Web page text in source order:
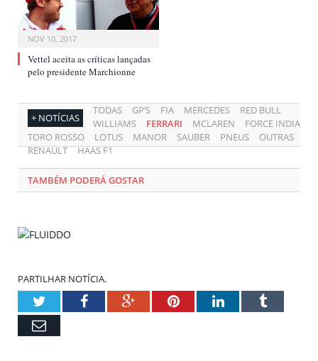
NOV 10, 2017
Vettel aceita as críticas lançadas
pelo presidente Marchionne
+ NOTÍCIAS
TODAS GP’S FIA MERCEDES
RED BULL
WILLIAMS
FERRARI MCLAREN
FORCE INDIA
TORO ROSSO
LOTUS MANOR SAUBER PNEUS
OUTRAS
RENAULT
HAAS F1
TAMBÉM PODERÁ GOSTAR
PARTILHAR NOTÍCIA.
TwitterFacebookGoogle+PinterestLinkedInTumblr
Email